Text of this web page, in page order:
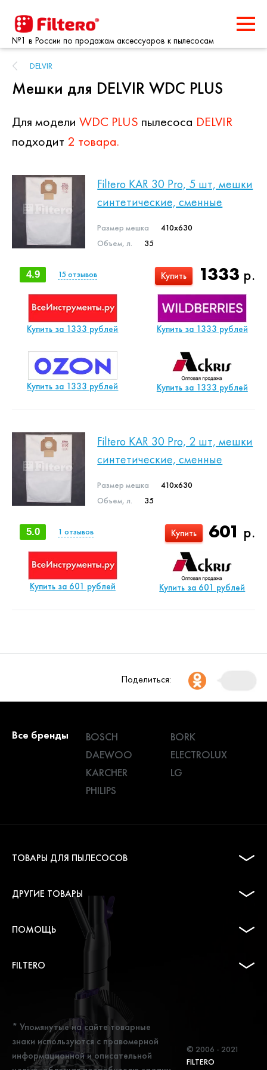
№1 в России по продажам аксессуаров к пылесосам
DELVIR
Мешки для DELVIR WDC PLUS
Для модели WDC PLUS пылесоса DELVIR
подходит 2 товара.
Filtero KAR 30 Pro, 5 шт, мешки
синтетические, сменные
Размер мешка
410x630
Объем, л.
35
1333 р.
Купить
4.9 15отзывов
Купить за 1333 рублей Купить за 1333 рублей
Купить за 1333 рублей Купить за 1333 рублей
Filtero KAR 30 Pro, 2 шт, мешки
синтетические, сменные
Размер мешка
410x630
Объем, л.
35
601 р.
Купить
5.0 1 отзывов
Купить за 601 рублей Купить за 601 рублей
Поделиться:
Все бренды BOSCH
BORK
DAEWOO
ELECTROLUX
KARCHER
LG
PHILIPS
ТОВАРЫ ДЛЯ ПЫЛЕСОСОВ
ДРУГИЕ ТОВАРЫ
ПОМОЩЬ
FILTERO
* Упомянутые на сайте товарные
знаки используются с правомерной
информационной и описательной
© 2006 - 2021
FILTERO